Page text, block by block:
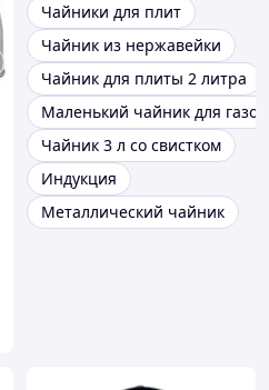
Чайники для плит
Чайник из нержавейки
Чайник для плиты 2 литра
Маленький чайник для
Чайник 3 л со свистком
Индукция
Металлический чайник